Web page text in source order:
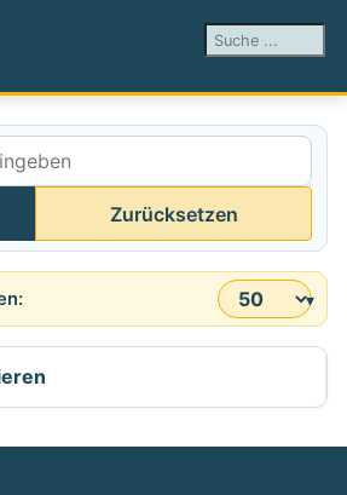
Suchen ...
Zurücksetzen